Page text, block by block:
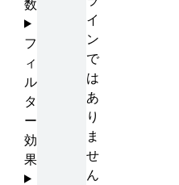
イ
ン
で
は
あ
り
ま
せ
ん
数
フ
ィ
ル
タ
ー
効
果